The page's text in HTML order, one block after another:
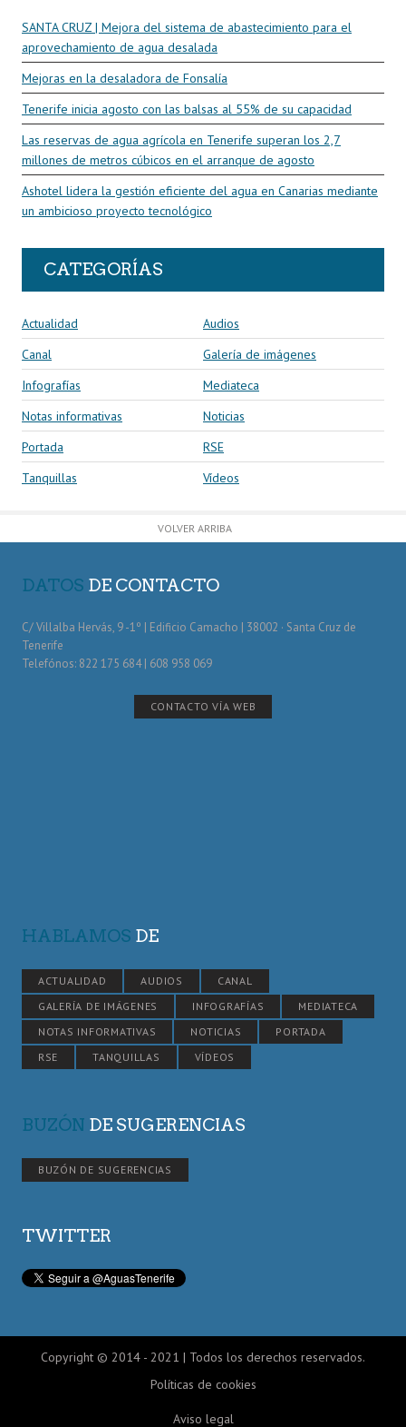
SANTA CRUZ | Mejora del sistema de abastecimiento para el
aprovechamiento de agua desalada
Mejoras en la desaladora de Fonsalía
Tenerife inicia agosto con las balsas al 55% de su capacidad
Las reservas de agua agrícola en Tenerife superan los 2,7
millones de metros cúbicos en el arranque de agosto
Ashotel lidera la gestión eficiente del agua en Canarias mediante
un ambicioso proyecto tecnológico
CATEGORÍAS
Actualidad
Audios
Canal
Galería de imágenes
Infografías
Mediateca
Notas informativas
Noticias
Portada
RSE
Tanquillas
Vídeos
VOLVER ARRIBA
DATOS DE CONTACTO
C/ Villalba Hervás, 9 -1º | Edificio Camacho | 38002 · Santa Cruz de
Tenerife
Telefónos: 822 175 684 | 608 958 069
CONTACTO VÍA WEB
HABLAMOS DE
ACTUALIDAD AUDIOS
CANAL
GALERÍA DE IMÁGENES
INFOGRAFÍAS
MEDIATECA
NOTAS INFORMATIVAS
NOTICIAS
PORTADA
RSE
TANQUILLAS VÍDEOS
BUZÓN DE SUGERENCIAS
BUZÓN DE SUGERENCIAS
TWITTER
Copyright © 2014 - 2021 | Todos los derechos reservados.
Políticas de cookies
Aviso legal